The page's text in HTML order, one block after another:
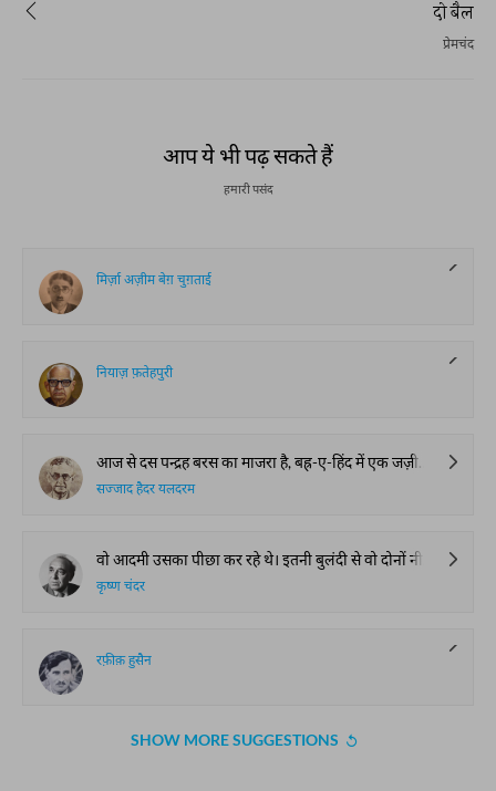
दो बैल
प्रेमचंद
आप ये भी पढ़ सकते हैं
हमारी पसंद
मिर्ज़ा अज़ीम बेग़ चुग़ताई
नियाज़ फ़तेहपुरी
आज से दस पन्द्रह बरस का माजरा है, बह्र-ए-हिंद में एक जज़ीरा था जो अब नापैद है, चाँदनी रात थी, सत्ह-ए-आब पर सुकून-ए-मुतलक़ तारी था और उस सुकून पर चाँद अपनी शुआएँ डाल रहा था, फ़िज़ा में ख़ामोशी, बे-पायाँ समुंदर, डरावनी तन्हाई, वहशत-अंगेज़ सुकूत, कोई सदा नहीं, कोई असर-ए-हयात नहीं, एक ग़ैर-महदूद मगर रौशन तन्हाई, एक मह्शर-ए-सुकून।
सज्जाद हैदर यलदरम
वो आदमी उसका पीछा कर रहे थे। इतनी बुलंदी से वो दोनों नीचे सपाट खेतों में चलते हुए दो छोटे से खिलौनों की तरह नज़र आ रहे थे। दोनों के कंधों पर तीलियों की तरह बारीक राइफ़लें रखी नज़र आ रही थीं। यक़ीनन उनका इरादा उसे जान से मार देने का था। मगर वो लोग अभी इससे बहुत दूर थे। निगाह की सीध से उसने नीचे की तरफ़ देखते हुए दिल ही दिल में अंदाज़ा किया। जहां पर मैं हूँ वहां तक इन दोनों को पहुंचे में चार घंटे लगेंगे। तब तक उसने पुर उम्मीद निगाह से घूम कर अपने ऊपर पहाड़ की चोटी को देखा। सारदो पहाड़ की बारह हज़ार फुट ऊँची चोटी इससे अब सिर्फ़ एक घंटे की मुसाफ़त पर थी। एक दफ़ा वो चोटी पर पहुंच जाये फिर दोनों के हाथ न आ सकेगा। सारदो पहाड़ की दूसरी तरफ़ गडियाली का घना जंगल था जो उसका देखा-भाला था। जिसके चप्पे चप्पे से वो उतनी ही आगाही रखता था जितना उस जंगल का कोई जंगली जानवर रख सकता है। उस जंगल के खु़फ़ीया रास्ते, जानवरों के भट्ट, पानी पीने के मुक़ाम सब उसे मालूम थे। अगर एक दफ़ा वो सारदो पहाड़ की चोटी पर पहुंच गया तो फिर अपना पीछा करने वालों के हाथ न आ सकेगा। जब वो चोटी पर पहुंच जाएगा तो उसे दूसरी तरफ़ की सरसब्ज़ ढलवानों पर गडियाली का जंगल दिखाई देगा और जंगल से परे सरहद का पुल जिसे डायनामेट लगा कर उड़ा दिया गया था।
कृष्ण चंदर
रफ़ीक़ हुसैन
SHOW MORE SUGGESTIONS